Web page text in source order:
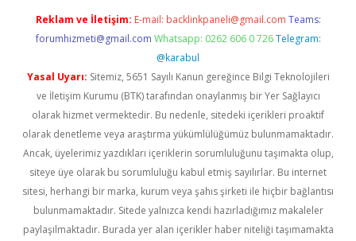
Reklam ve İletişim: E-mail: backlinkpaneli@gmail.com Teams:
forumhizmeti@gmail.com Whatsapp: 0262 606 0 726 Telegram:
@karabul
Yasal Uyarı: Sitemiz, 5651 Sayılı Kanun gereğince Bilgi Teknolojileri
ve İletişim Kurumu (BTK) tarafından onaylanmış bir Yer Sağlayıcı
olarak hizmet vermektedir. Bu nedenle, sitedeki içerikleri proaktif
olarak denetleme veya araştırma yükümlülüğümüz bulunmamaktadır.
Ancak, üyelerimiz yazdıkları içeriklerin sorumluluğunu taşımakta olup,
siteye üye olarak bu sorumluluğu kabul etmiş sayılırlar. Bu internet
sitesi, herhangi bir marka, kurum veya şahıs şirketi ile hiçbir bağlantısı
bulunmamaktadır. Sitede yalnızca kendi hazırladığımız makaleler
paylaşılmaktadır. Burada yer alan içerikler haber niteliği taşımamakta